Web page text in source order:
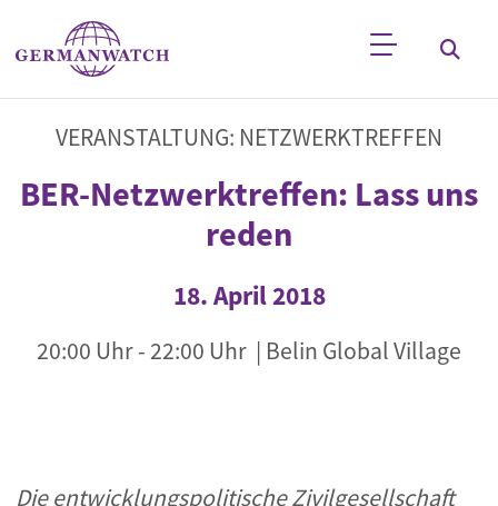
Direkt zum Inhalt
Stichwortsuche
VERANSTALTUNG: NETZWERKTREFFEN
BER-Netzwerktreffen: Lass uns
reden
18. April 2018
20:00 Uhr- 22:00 Uhr | Belin Global Village
Die entwicklungspolitische Zivilgesellschaft